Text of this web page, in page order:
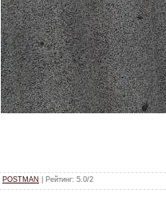
POSTMAN Рейтинг: 5.0/2